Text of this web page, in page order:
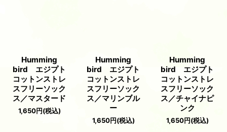
Humming
bird エジプト
コットンストレ
スフリーソック
ス／マスタード
1,650円(税込)
Humming
bird エジプト
コットンストレ
スフリーソック
ス／マリンブル
ー
1,650円(税込)
Humming
bird エジプト
コットンストレ
スフリーソック
ス／チャイナピ
ンク
1,650円(税込)